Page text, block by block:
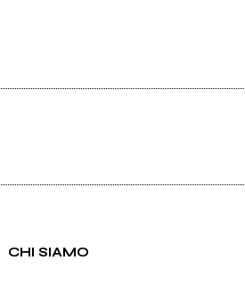
CHI SIAMO